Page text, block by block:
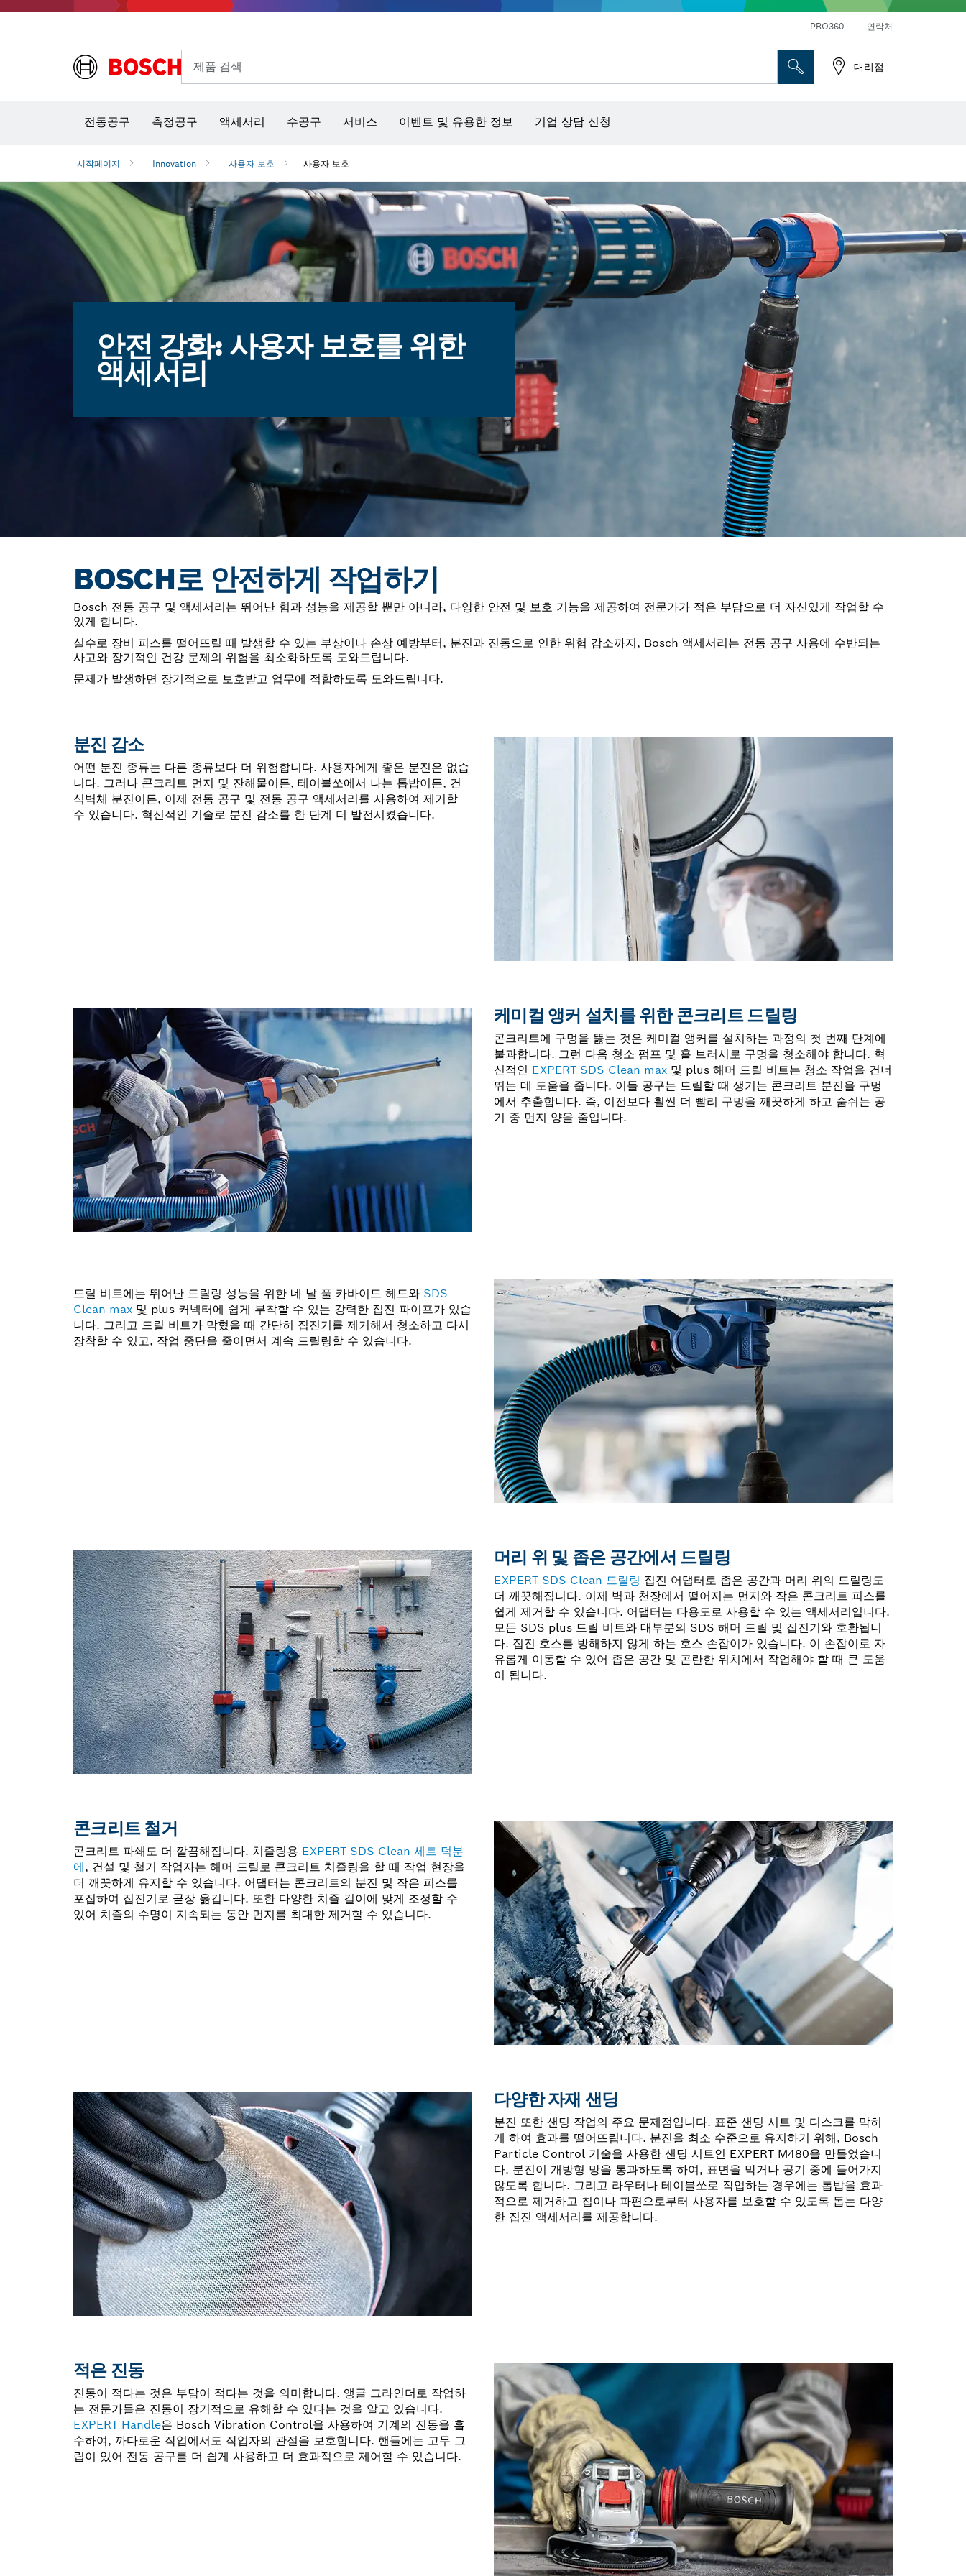
PRO360 연락처
제품 검색 대리점
전동공구 측정공구 액세서리 수공구 서비스 이벤트 및 유용한 정보 기업 상담 신청
시작페이지 Innovation 사용자 보호 사용자 보호
안전 강화: 사용자 보호를 위한
액세서리
BOSCH로 안전하게 작업하기
Bosch 전동 공구 및 액세서리는 뛰어난 힘과 성능을 제공할 뿐만 아니라, 다양한 안전 및 보호 기능을 제공하여 전문가가 적은 부담으로 더 자신있게 작업할 수
있게 합니다.
실수로 장비 피스를 떨어뜨릴 때 발생할 수 있는 부상이나 손상 예방부터, 분진과 진동으로 인한 위험 감소까지, Bosch 액세서리는 전동 공구 사용에 수반되는
사고와 장기적인 건강 문제의 위험을 최소화하도록 도와드립니다.
문제가 발생하면 장기적으로 보호받고 업무에 적합하도록 도와드립니다.
분진 감소
어떤 분진 종류는 다른 종류보다 더 위험합니다. 사용자에게 좋은 분진은 없습
니다. 그러나 콘크리트 먼지 및 잔해물이든, 테이블쏘에서 나는 톱밥이든, 건
식벽체 분진이든, 이제 전동 공구 및 전동 공구 액세서리를 사용하여 제거할
수 있습니다. 혁신적인 기술로 분진 감소를 한 단계 더 발전시켰습니다.
케미컬 앵커 설치를 위한 콘크리트 드릴링
콘크리트에 구멍을 뚫는 것은 케미컬 앵커를 설치하는 과정의 첫 번째 단계에
불과합니다. 그런 다음 청소 펌프 및 홀 브러시로 구멍을 청소해야 합니다. 혁
신적인 EXPERT SDS Clean max 및 plus 해머 드릴 비트는 청소 작업을 건너
뛰는 데 도움을 줍니다. 이들 공구는 드릴할 때 생기는 콘크리트 분진을 구멍
에서 추출합니다. 즉, 이전보다 훨씬 더 빨리 구멍을 깨끗하게 하고 숨쉬는 공
기 중 먼지 양을 줄입니다.
드릴 비트에는 뛰어난 드릴링 성능을 위한 네 날 풀 카바이드 헤드와 SDS
Clean max 및 plus 커넥터에 쉽게 부착할 수 있는 강력한 집진 파이프가 있습
니다. 그리고 드릴 비트가 막혔을 때 간단히 집진기를 제거해서 청소하고 다시
장착할 수 있고, 작업 중단을 줄이면서 계속 드릴링할 수 있습니다.
머리 위 및 좁은 공간에서 드릴링
EXPERT SDS Clean 드릴링 집진 어댑터로 좁은 공간과 머리 위의 드릴링도
더 깨끗해집니다. 이제 벽과 천장에서 떨어지는 먼지와 작은 콘크리트 피스를
쉽게 제거할 수 있습니다. 어댑터는 다용도로 사용할 수 있는 액세서리입니다.
모든 SDS plus 드릴 비트와 대부분의 SDS 해머 드릴 및 집진기와 호환됩니
다. 집진 호스를 방해하지 않게 하는 호스 손잡이가 있습니다. 이 손잡이로 자
유롭게 이동할 수 있어 좁은 공간 및 곤란한 위치에서 작업해야 할 때 큰 도움
이 됩니다.
콘크리트 철거
콘크리트 파쇄도 더 깔끔해집니다. 치즐링용 EXPERT SDS Clean 세트 덕분
에, 건설 및 철거 작업자는 해머 드릴로 콘크리트 치즐링을 할 때 작업 현장을
더 깨끗하게 유지할 수 있습니다. 어댑터는 콘크리트의 분진 및 작은 피스를
포집하여 집진기로 곧장 옮깁니다. 또한 다양한 치즐 길이에 맞게 조정할 수
있어 치즐의 수명이 지속되는 동안 먼지를 최대한 제거할 수 있습니다.
다양한 자재 샌딩
분진 또한 샌딩 작업의 주요 문제점입니다. 표준 샌딩 시트 및 디스크를 막히
게 하여 효과를 떨어뜨립니다. 분진을 최소 수준으로 유지하기 위해, Bosch
Particle Control 기술을 사용한 샌딩 시트인 EXPERT M480을 만들었습니
다. 분진이 개방형 망을 통과하도록 하여, 표면을 막거나 공기 중에 들어가지
않도록 합니다. 그리고 라우터나 테이블쏘로 작업하는 경우에는 톱밥을 효과
적으로 제거하고 칩이나 파편으로부터 사용자를 보호할 수 있도록 돕는 다양
한 집진 액세서리를 제공합니다.
적은 진동
진동이 적다는 것은 부담이 적다는 것을 의미합니다. 앵글 그라인더로 작업하
는 전문가들은 진동이 장기적으로 유해할 수 있다는 것을 알고 있습니다.
EXPERT Handle은 Bosch Vibration Control을 사용하여 기계의 진동을 흡
수하여, 까다로운 작업에서도 작업자의 관절을 보호합니다. 핸들에는 고무 그
립이 있어 전동 공구를 더 쉽게 사용하고 더 효과적으로 제어할 수 있습니다.